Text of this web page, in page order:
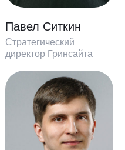
Павел Ситкин
Стратегический
директор Гринсайта